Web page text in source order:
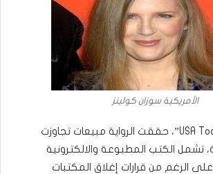
الأمريكية سوزان كولينز
وبحسب موقع “USA Today”، حققت الرواية مبيعات تجاوزت
الكتب المطبوعة والالكترونية
الرغم من قرارات إغلاق المكتبات